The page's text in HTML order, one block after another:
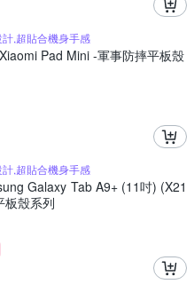
,超貼合機身手感
Xiaomi Pad Mini -軍事防摔平板殼
,超貼合機身手感
Galaxy Tab A9+ (11吋) (X21
板殼系列